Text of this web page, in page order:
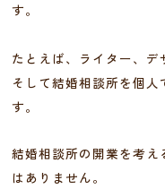
す。
たとえば、ライター、デ
そして結婚相談所を個
す。
結婚相談所の開業を考
はありません。